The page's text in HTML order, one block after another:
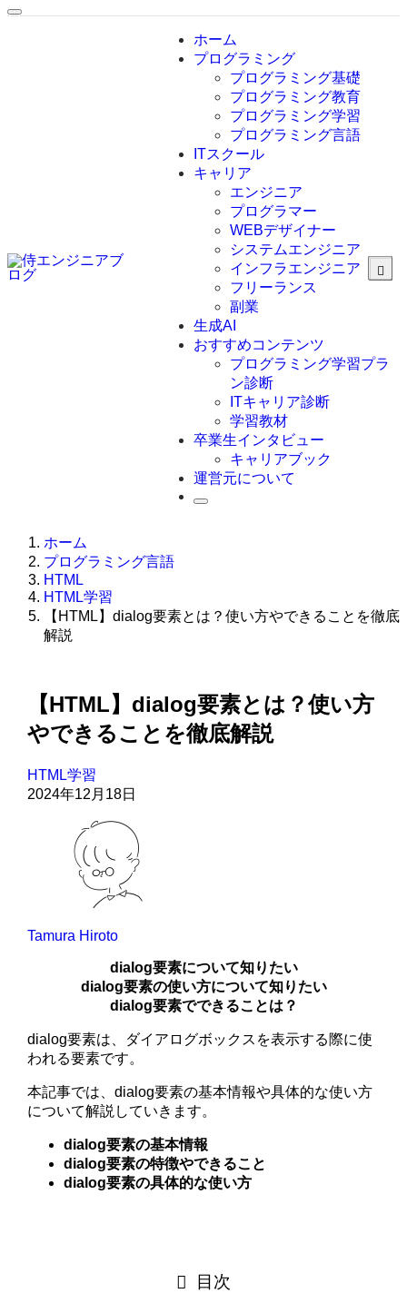
ホーム
プログラミング
プログラミング基礎
プログラミング教育
プログラミング学習
プログラミング言語
C言語
C#
VBA
Go言語
Kotlin
Java
JavaScript
Swift
Ruby
ITスクール
キャリア
エンジニア
プログラマー
WEBデザイナー
システムエンジニア
インフラエンジニア
フリーランス
副業
生成AI
おすすめコンテンツ
プログラミング学習プラ
ン診断
ITキャリア診断
学習教材
卒業生インタビュー
キャリアブック
運営元について
ホーム
プログラミング言語
HTML
HTML学習
【HTML】dialog要素とは？使い方やできることを徹底
解説
【HTML】dialog要素とは？使い方
やできることを徹底解説
HTML学習
2024年12月18日
Tamura Hiroto
dialog要素について知りたい
dialog要素の使い方について知りたい
dialog要素でできることは？
dialog要素は、ダイアログボックスを表示する際に使
われる要素です。
本記事では、dialog要素の基本情報や具体的な使い方
について解説していきます。
dialog要素の基本情報
dialog要素の特徴やできること
dialog要素の具体的な使い方
目次